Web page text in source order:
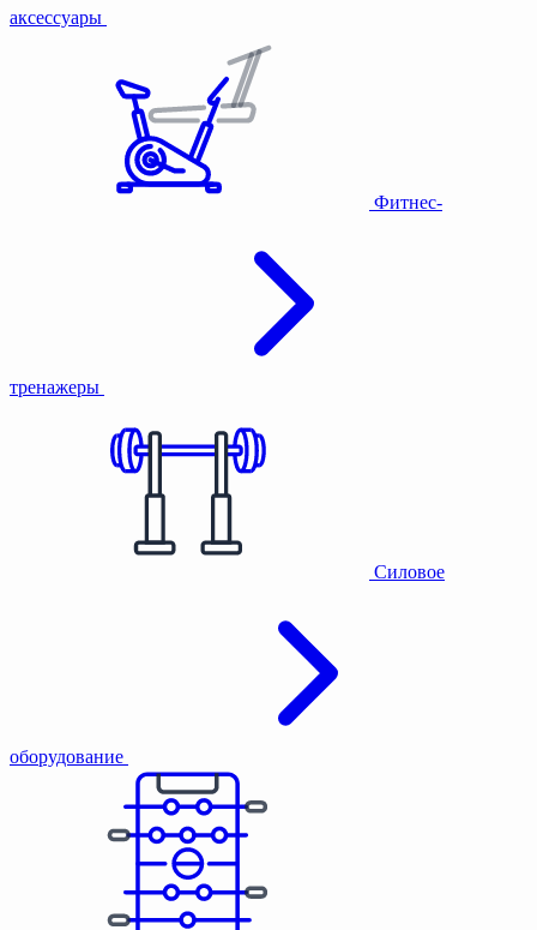
аксессуары
Фитнес-
тренажеры
Силовое
оборудование